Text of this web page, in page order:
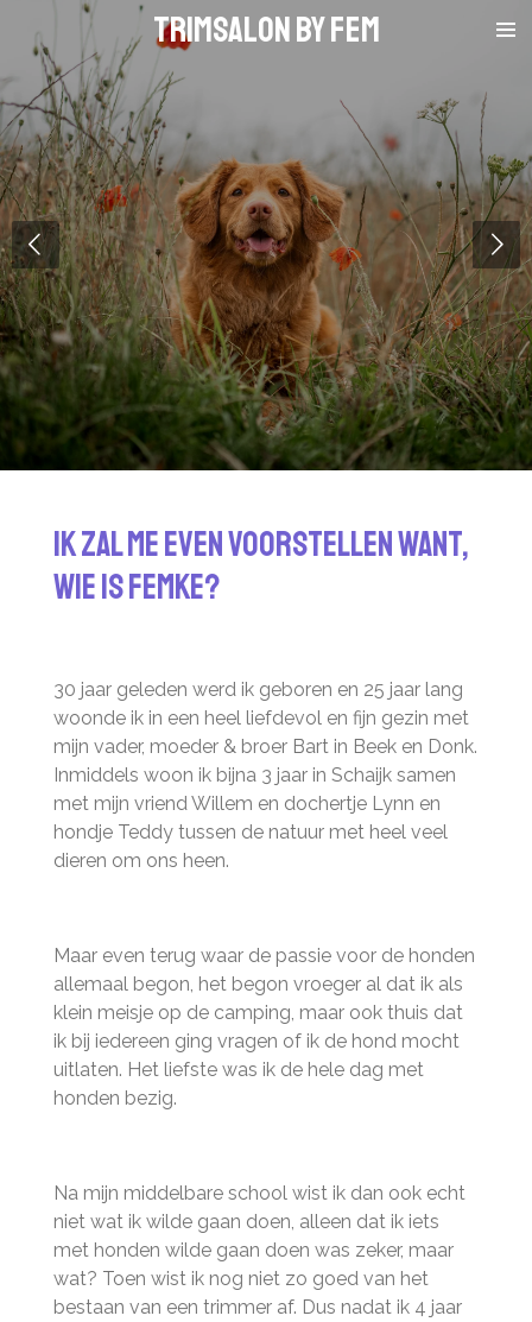
direct
naar
de
hoofdinhoud
TRImSALON By FEM
Ik zal me even voorstellen want,
Wie is Femke?
30 jaar geleden werd ik geboren en 25 jaar lang
woonde ik in een heel liefdevol en fijn gezin met
mijn vader, moeder & broer Bart in Beek en Donk.
Inmiddels woon ik bijna 3 jaar in Schaijk samen
met mijn vriend Willem en dochertje Lynn en
hondje Teddy tussen de natuur met heel veel
dieren om ons heen.
Maar even terug waar de passie voor de honden
allemaal begon, het begon vroeger al dat ik als
klein meisje op de camping, maar ook thuis dat
ik bij iedereen ging vragen of ik de hond mocht
uitlaten. Het liefste was ik de hele dag met
honden bezig.
Na mijn middelbare school wist ik dan ook echt
niet wat ik wilde gaan doen, alleen dat ik iets
met honden wilde gaan doen was zeker, maar
wat? Toen wist ik nog niet zo goed van het
bestaan van een trimmer af. Dus nadat ik 4 jaar